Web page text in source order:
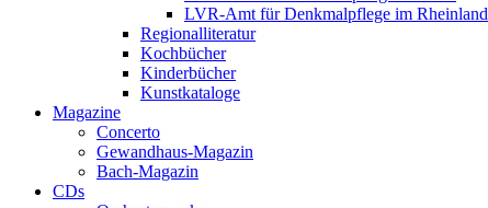
LVR-Amt für Denkmalpflege im Rheinland
Regionalliteratur
Kochbücher
Kinderbücher
Kunstkataloge
Magazine
Concerto
Gewandhaus-Magazin
Bach-Magazin
CDs